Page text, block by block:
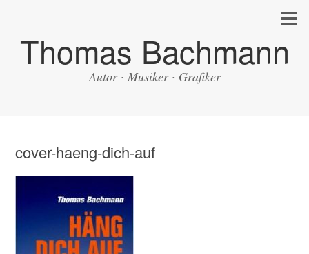
Thomas Bachmann
Autor · Musiker · Grafiker
cover-haeng-dich-auf